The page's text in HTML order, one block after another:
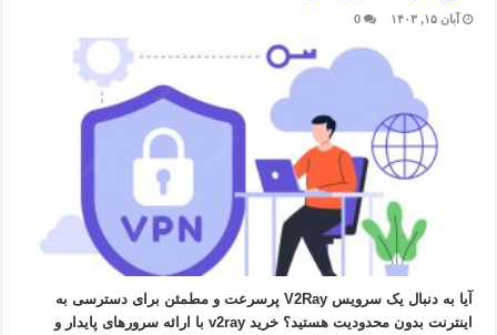
آبان ۱۵, ۱۴۰۳ 0
آیا به دنبال یک سرویس V2Ray پرسرعت و مطمئن برای دسترسی به
اینترنت بدون محدودیت هستید؟ خرید v2ray با ارائه سرورهای پایدار و